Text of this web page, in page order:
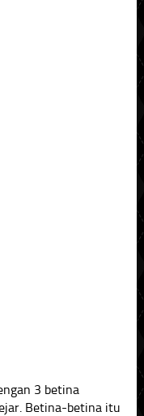
3 betina
Betina-betina itu